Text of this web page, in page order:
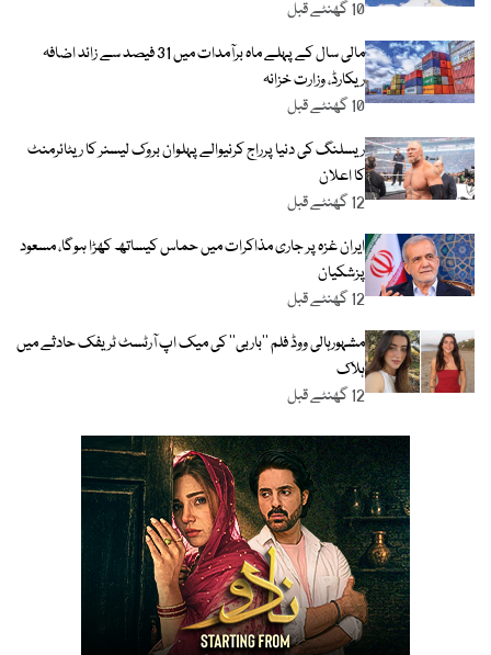
10 گھنٹے قبل
مالی سال کے پہلے ماہ برآمدات میں 31 فیصد سے زائد اضافہ
ریکارڈ، وزارت خزانہ
10 گھنٹے قبل
ریسلنگ کی دنیا پرراج کرنیوالے پہلوان بروک لیسنر کا ریٹائرمنٹ
کا اعلان
12 گھنٹے قبل
ایران غزہ پر جاری مذاکرات میں حماس کیساتھ کھڑا ہوگا، مسعود
پزشکیان
12 گھنٹے قبل
مشہورہالی ووڈ فلم ’’باربی‘‘ کی میک اپ آرٹسٹ ٹریفک حادثے میں
ہلاک
12 گھنٹے قبل